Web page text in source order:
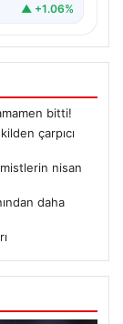
▲ +1.06%
bitti!
çarpıcı
nisan
daha